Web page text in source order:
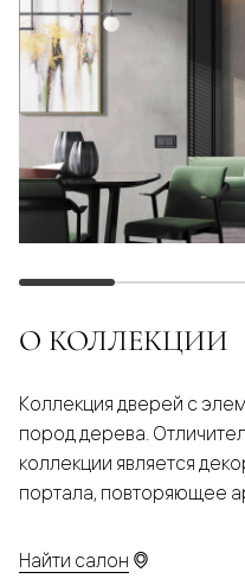
О КОЛЛЕКЦИИ
Коллекция дверей с
пород дерева.
коллекции является
портала, повторяющее
Найти салон